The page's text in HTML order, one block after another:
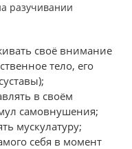
разучивании
своё внимание
тело, его
в своём
самовнушения;
мускулатуру;
себя в момент